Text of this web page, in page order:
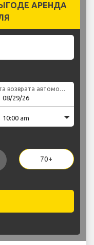
АРЕНДА
Дата возврата автомобиля
70+